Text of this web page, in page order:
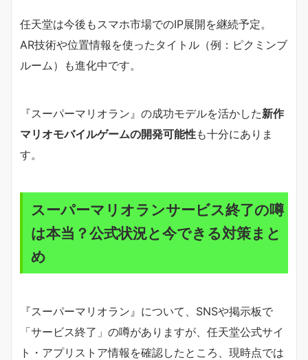
任天堂は今後もスマホ市場でのIP展開を継続予定。
AR技術や位置情報を使ったタイトル（例：ピクミンブ
ルーム）も進化中です。
『スーパーマリオラン』の成功モデルを活かした新作
マリオモバイルゲームの開発可能性も十分にありま
す。
スーパーマリオランサービス終了の噂
は本当？公式状況と今できる対策まと
め
『スーパーマリオラン』について、SNSや掲示板で
「サービス終了」の噂がありますが、任天堂公式サイ
ト・アプリストア情報を確認したところ、現時点では